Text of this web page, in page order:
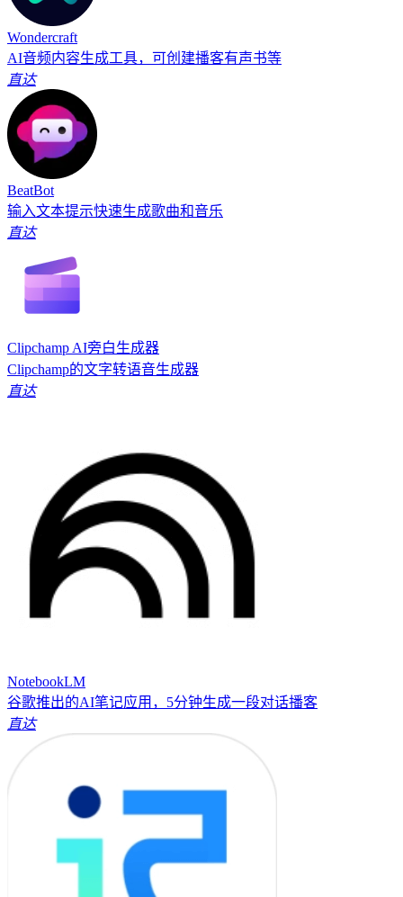
Wondercraft
AI音频内容生成工具，可创建播客有声书等
直达
BeatBot
输入文本提示快速生成歌曲和音乐
直达
Clipchamp AI旁白生成器
Clipchamp的文字转语音生成器
直达
NotebookLM
谷歌推出的AI笔记应用，5分钟生成一段对话播客
直达